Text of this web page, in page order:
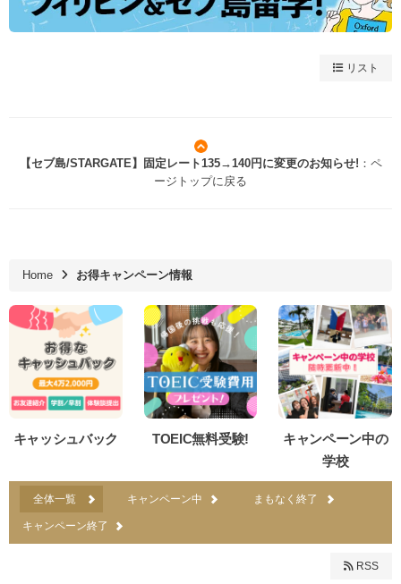
リスト
【セブ島/STARGATE】固定レート135→140円に変更のお知らせ! ：ペ
ージトップに戻る
Home お得キャンペーン情報
キャッシュバック TOEIC無料受験!
キャンペーン中の
学校
全体一覧 キャンペーン中 まもなく終了
キャンペーン終了
RSS